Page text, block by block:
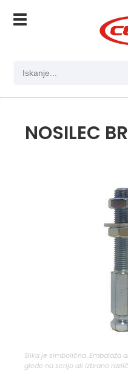
NOSILEC
Slika je simbolična. Embalaža
glede na serijo ali izbrano